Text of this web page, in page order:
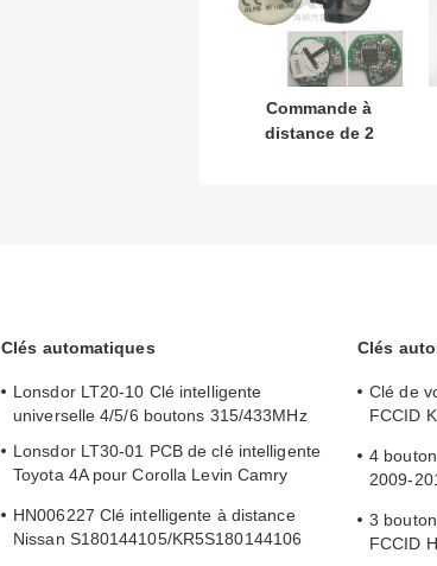
Commande à
distance de 2
Clés automatiques
Lonsdor LT20-10 Clé intelligente
universelle 4/5/6 boutons 315/433MHz
Lonsdor LT30-01 PCB de clé intelligente
Toyota 4A pour Corolla Levin Camry
HN006227 Clé intelligente à distance
Nissan S180144105/KR5S180144106
Clés
Clé de
FCCID
4
2009-
3
FCCID